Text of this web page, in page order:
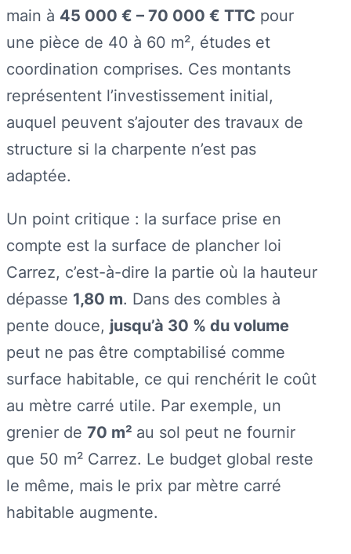
main à 45 000 € – 70 000 € TTC pour
une pièce de 40 à 60 m², études et
coordination comprises. Ces montants
représentent l’investissement initial,
auquel peuvent s’ajouter des travaux de
structure si la charpente n’est pas
adaptée.
Un point critique : la surface prise en
compte est la surface de plancher loi
Carrez, c’est-à-dire la partie où la hauteur
dépasse 1,80 m. Dans des combles à
pente douce, jusqu’à 30 % du volume
peut ne pas être comptabilisé comme
surface habitable, ce qui renchérit le coût
au mètre carré utile. Par exemple, un
grenier de 70 m² au sol peut ne fournir
que 50 m² Carrez. Le budget global reste
le même, mais le prix par mètre carré
habitable augmente.